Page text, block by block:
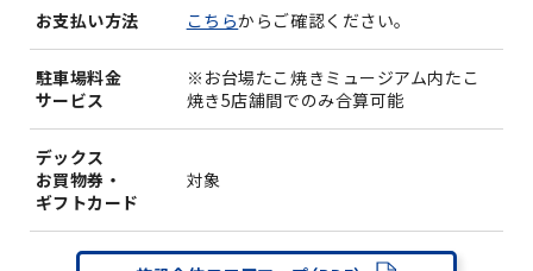
お支払い方法 こちらからご確認ください。
駐車場料金
サービス
※お台場たこ焼きミュージアム内たこ
焼き5店舗間でのみ合算可能
デックス
お買物券・
ギフトカード
対象